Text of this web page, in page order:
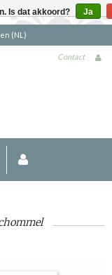
verzending boven €90
Contact
Is dat akkoord? Ja